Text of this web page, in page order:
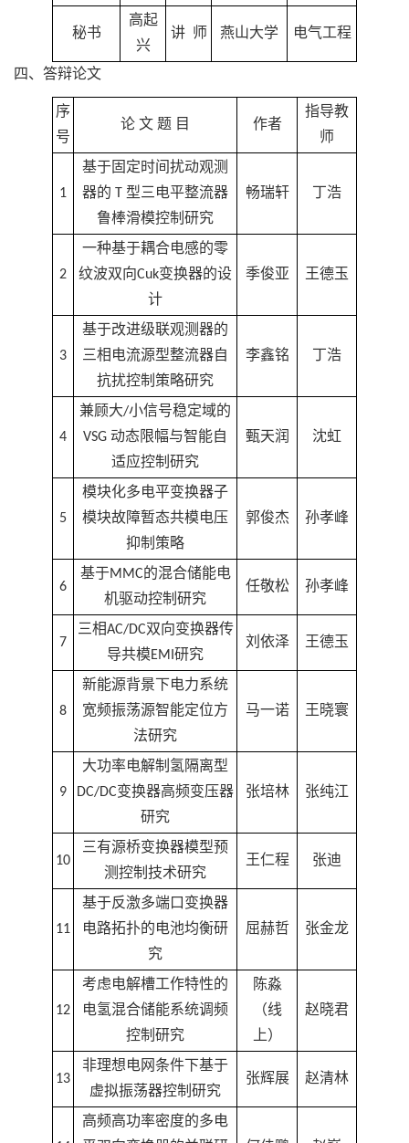
秘书
高起
兴
讲 师 燕山大学 电气工程
四、答辩论文
序
号
论 文 题 目 作者
指导教
师
1
基于固定时间扰动观测
器的 T 型三电平整流器
鲁棒滑模控制研究
畅瑞轩 丁浩
2
一种基于耦合电感的零
纹波双向Cuk变换器的设
计
季俊亚 王德玉
3
基于改进级联观测器的
三相电流源型整流器自
抗扰控制策略研究
李鑫铭 丁浩
4
兼顾大/小信号稳定域的
VSG 动态限幅与智能自
适应控制研究
甄天润 沈虹
5
模块化多电平变换器子
模块故障暂态共模电压
抑制策略
郭俊杰 孙孝峰
6
基于MMC的混合储能电
机驱动控制研究
任敬松 孙孝峰
7
三相AC/DC双向变换器传
导共模EMI研究
刘依泽 王德玉
8
新能源背景下电力系统
宽频振荡源智能定位方
法研究
马一诺 王晓寰
9
大功率电解制氢隔离型
DC/DC变换器高频变压器
研究
张培林 张纯江
10
三有源桥变换器模型预
测控制技术研究
王仁程 张迪
11
基于反激多端口变换器
电路拓扑的电池均衡研
究
屈赫哲 张金龙
12
考虑电解槽工作特性的
电氢混合储能系统调频
控制研究
陈淼
（线
上）
赵晓君
13
非理想电网条件下基于
虚拟振荡器控制研究
张辉展 赵清林
高频高功率密度的多电